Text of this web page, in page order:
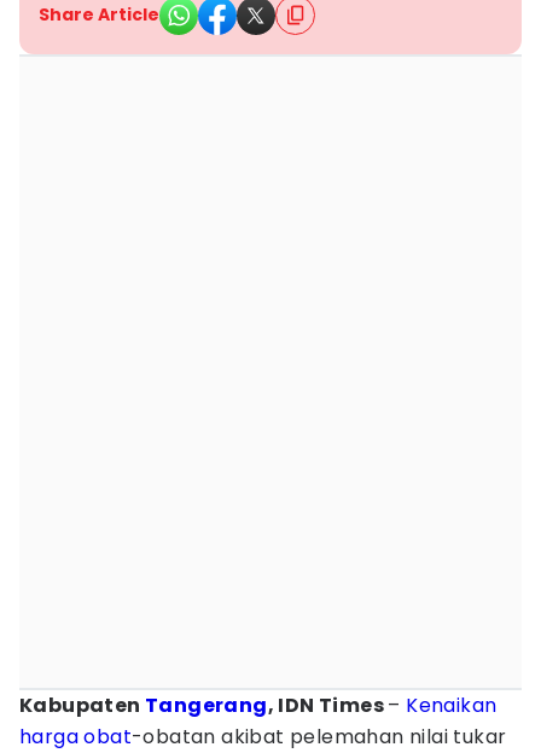
Share Article
Kabupaten Tangerang, IDN Times– Kenaikan
hargaobat-obatan akibat pelemahan nilai tukar